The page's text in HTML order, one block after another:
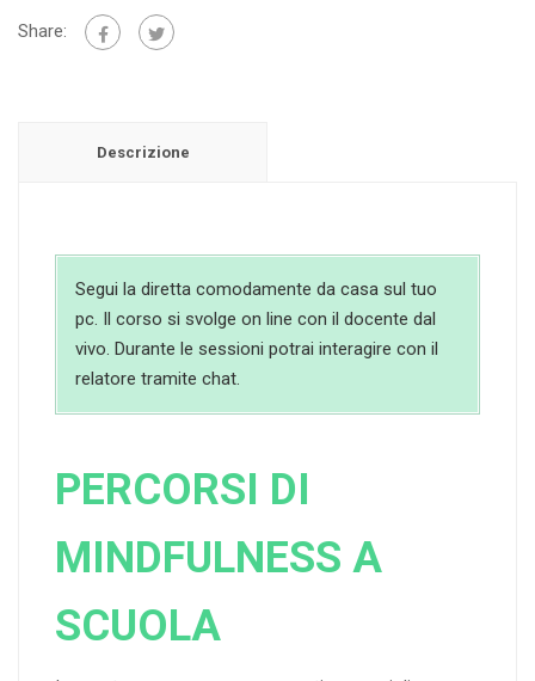
Share:
Descrizione
Segui la diretta comodamente da casa sul tuo
pc. Il corso si svolge on line con il docente dal
vivo. Durante le sessioni potrai interagire con il
relatore tramite chat.
PERCORSI DI
MINDFULNESS A
SCUOLA